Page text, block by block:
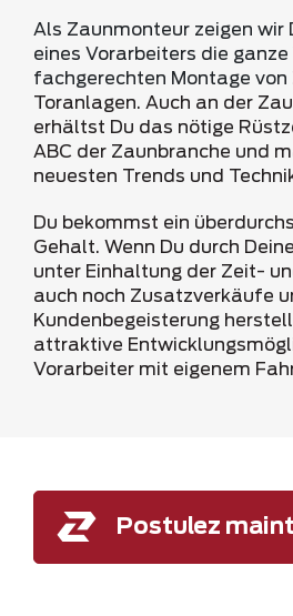
Als Zaunmonteur zeigen wir
eines Vorarbeiters die
fachgerechten Montage von
Toranlagen. Auch an der
erhältst Du das nötige
ABC der Zaunbranche und
neuesten Trends und
Du bekommst ein
Gehalt. Wenn Du durch
unter Einhaltung der Zeit-
auch noch Zusatzverkäufe
Kundenbegeisterung
attraktive
Vorarbeiter mit eigenem
Postulez